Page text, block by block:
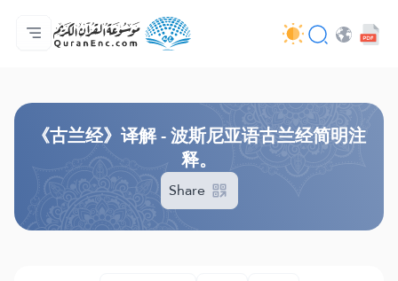
主页
译解目录
Audio
开发者服务 - API
关于此项目
联系我们
语言
《古兰经》译解 - 波斯尼亚语古兰经简明注
释。
Share